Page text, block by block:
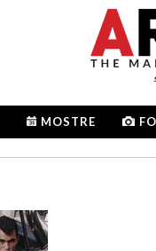
MOSTRE